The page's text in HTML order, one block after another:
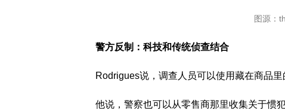
图源：
警方反制：科技和传统侦查结合
Rodrigues说，调查人员可以使用藏在商品里
他说，警察也可以从零售商那里收集关于惯